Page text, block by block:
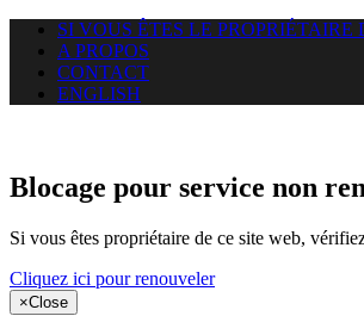
SI VOUS ÊTES LE PROPRIÉTAIRE
A PROPOS
CONTACT
ENGLISH
Blocage pour service non
Si vous êtes propriétaire de ce site web,
Cliquez ici pour renouveler
×Close